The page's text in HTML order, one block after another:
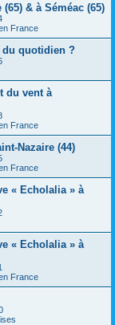
& à Séméac (65)
France
du quotidien ?
du vent à
France
Nazaire (44)
France
« Echolalia » à
« Echolalia » à
France